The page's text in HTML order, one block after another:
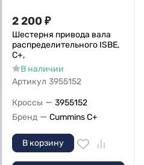
2 200 ₽
Шестерня привода вала
распределительного ISBE,
C+,
В наличии
Артикул 3955152
Кроссы — 3955152
Бренд — Cummins C+
В корзину